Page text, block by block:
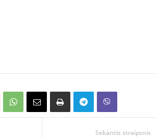
Sekantis straipsnis